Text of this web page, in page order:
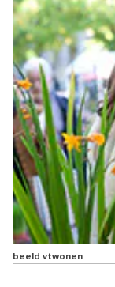
beeld vtwonen